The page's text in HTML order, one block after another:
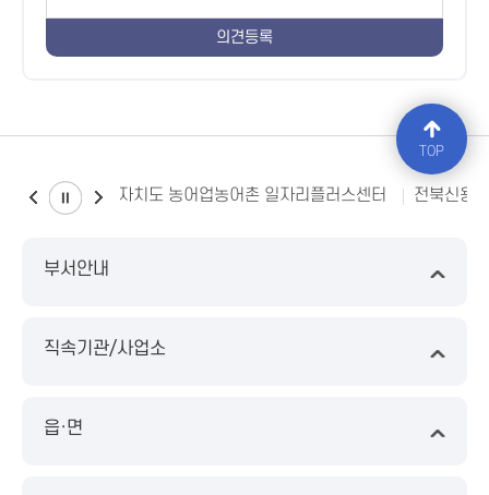
전북특별자치도 농어업농어촌 일자리플러스센터 전북신용
부서안내
직속기관/사업소
읍·면
TOP